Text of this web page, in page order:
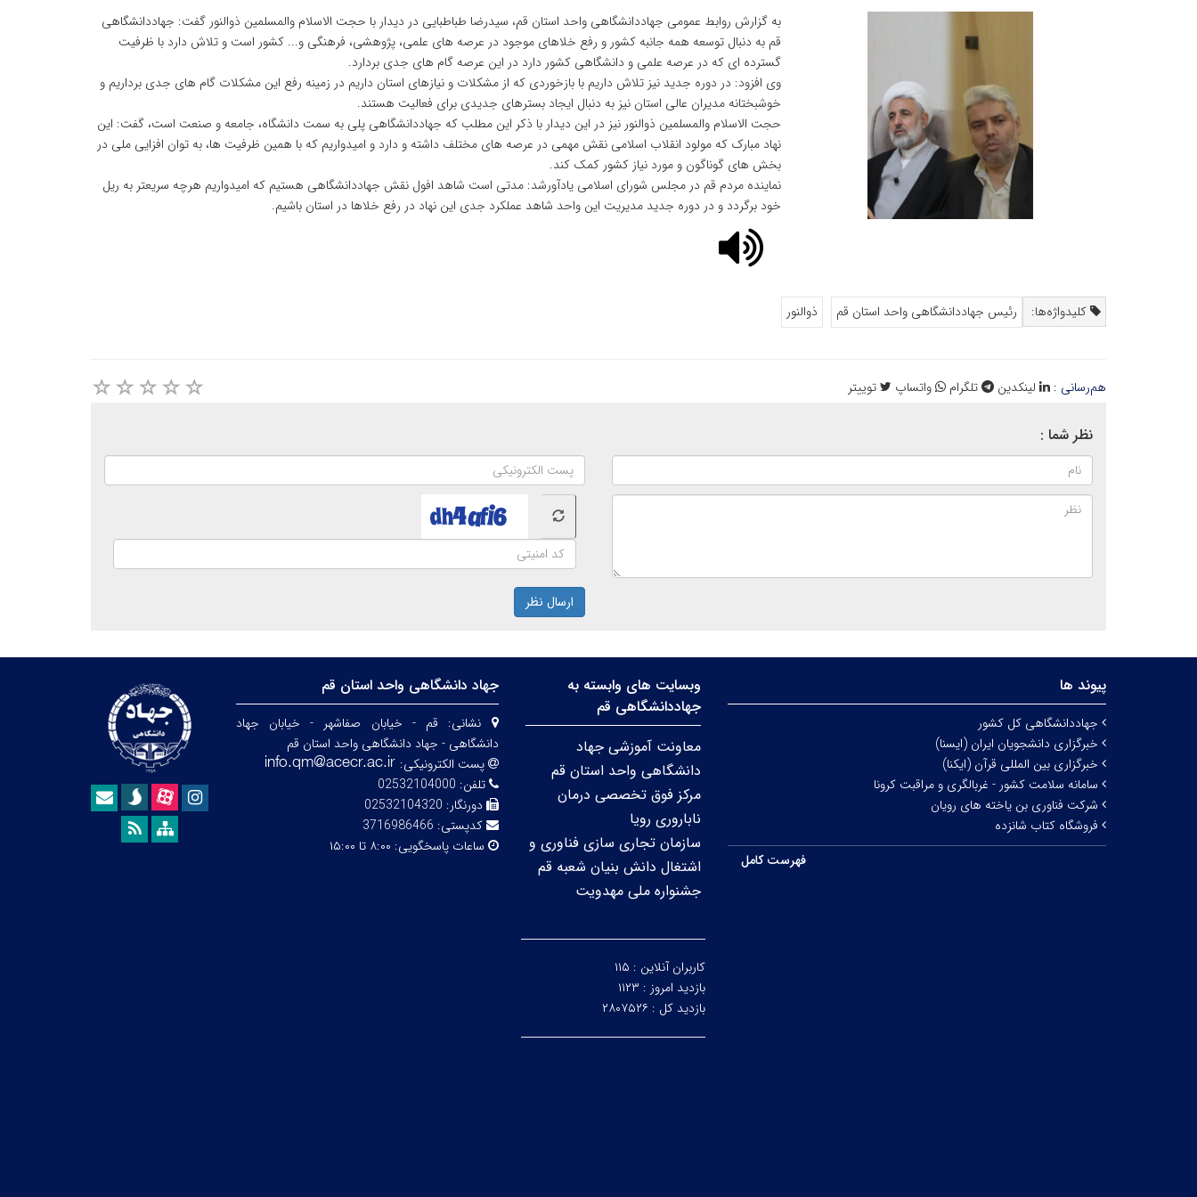
به گزارش روابط عمومی جهاددانشگاهی واحد استان قم، سیدرضا طباطبایی در دیدار با حجت الاسلام والمسلمین ذوالنور گفت: جهاددانشگاهی
قم به دنبال توسعه همه جانبه کشور و رفع خلاهای موجود در عرصه های علمی، پژوهشی، فرهنگی و... کشور است و تلاش دارد با ظرفیت
گسترده ای که در عرصه علمی و دانشگاهی کشور دارد در این عرصه گام های جدی بردارد.
وی افزود: در دوره جدید نیز تلاش داریم با بازخوردی که از مشکلات و نیازهای استان داریم در زمینه رفع این مشکلات گام های جدی برداریم و
خوشبختانه مدیران عالی استان نیز به دنبال ایجاد بسترهای جدیدی برای فعالیت هستند.
حجت الاسلام والمسلمین ذوالنور نیز در این دیدار با ذکر این مطلب که جهاددانشگاهی پلی به سمت دانشگاه، جامعه و صنعت است، گفت: این
نهاد مبارک که مولود انقلاب اسلامی نقش مهمی در عرصه های مختلف داشته و دارد و امیدواریم که با همین ظرفیت ها، به توان افزایی ملی در
بخش های گوناگون و مورد نیاز کشور کمک کند.
نماینده مردم قم در مجلس شورای اسلامی یادآورشد: مدتی است شاهد افول نقش جهاددانشگاهی هستیم که امیدواریم هرچه سریعتر به ریل
خود برگردد و در دوره جدید مدیریت این واحد شاهد عملکرد جدی این نهاد در رفع خلاها در استان باشیم.
کلیدواژه‌ها: رئیس جهاددانشگاهی واحد استان قم ذوالنور
هم‌رسانی : لینکدین تلگرام واتساپ توییتر
نظر شما :
ارسال نظر
پیوند ها
جهاددانشگاهی کل کشور
خبرگزاری دانشجویان ایران (ایسنا)
خبرگزاری بین المللی قرآن (ایکنا)
سامانه سلامت کشور - غربالگری و مراقبت کرونا
شرکت فناوری بن یاخته های رویان
فروشگاه کتاب شانزده
فهرست کامل
وبسایت های وابسته به
جهاددانشگاهی قم
معاونت آموزشی جهاد
دانشگاهی واحد استان قم
مرکز فوق تخصصی درمان
ناباروری رویا
سازمان تجاری سازی فناوری و
اشتغال دانش بنیان شعبه قم
جشنواره ملی مهدویت
کاربران آنلاین : ۱۱۵
بازدید امروز : ۱۱۲۳
بازدید کل : ۲۸۰۷۵۲۶
جهاد دانشگاهی واحد استان قم
نشانی: قم - خیابان صفاشهر - خیابان جهاد
دانشگاهی - جهاد دانشگاهی واحد استان قم
پست الکترونیکی:
تلفن: 02532104000
دورنگار: 02532104320
کدپستی: 3716986466
ساعات پاسخگویی: ۸:۰۰ تا ۱۵:۰۰